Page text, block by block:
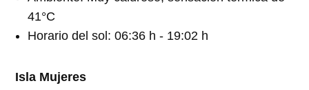
41°C
Horario del sol: 06:36 h - 19:02 h
Isla Mujeres